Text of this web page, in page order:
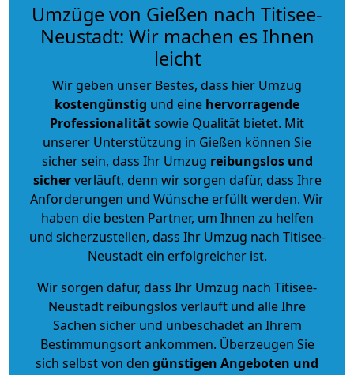
Umzüge von Gießen nach Titisee-
Neustadt: Wir machen es Ihnen
leicht
Wir geben unser Bestes, dass hier Umzug
kostengünstig und eine hervorragende
Professionalitätsowie Qualität bietet. Mit
unserer Unterstützung in Gießen können Sie
sicher sein, dass Ihr Umzug reibungslos und
sicherverläuft, denn wir sorgen dafür, dass Ihre
Anforderungen und Wünsche erfüllt werden. Wir
haben die besten Partner, um Ihnen zu helfen
und sicherzustellen, dass Ihr Umzug nach Titisee-
Neustadt ein erfolgreicher ist.
Wir sorgen dafür, dass Ihr Umzug nach Titisee-
Neustadt reibungslos verläuft und alle Ihre
Sachen sicher und unbeschadet an Ihrem
Bestimmungsort ankommen. Überzeugen Sie
sich selbst von den günstigen Angeboten und